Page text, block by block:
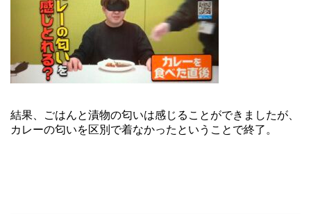
結果、ごはんと漬物の匂いは感じることができましたが、
カレーの匂いを区別で着なかったということで終了。